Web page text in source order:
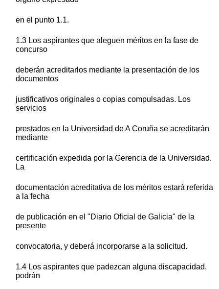
en el punto 1.1.
1.3 Los aspirantes que aleguen méritos en la fase de
concurso
deberán acreditarlos mediante la presentación de los
documentos
justificativos originales o copias compulsadas. Los
servicios
prestados en la Universidad de A Coruña se acreditarán
mediante
certificación expedida por la Gerencia de la Universidad.
La
documentación acreditativa de los méritos estará referida
a la fecha
de publicación en el "Diario Oficial de Galicia" de la
presente
convocatoria, y deberá incorporarse a la solicitud.
1.4 Los aspirantes que padezcan alguna discapacidad,
podrán